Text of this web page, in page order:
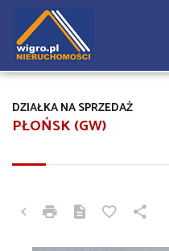
PŁOŃSK (GW)
DZIAŁKA NA SPRZEDAŻ